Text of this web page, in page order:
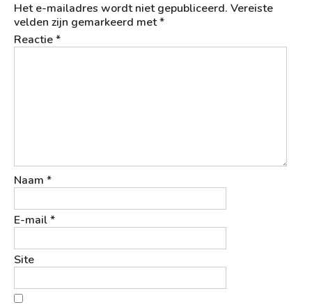
Het e-mailadres wordt niet gepubliceerd. Vereiste
velden zijn gemarkeerd met*
Reactie*
Naam *
E-mail*
Site